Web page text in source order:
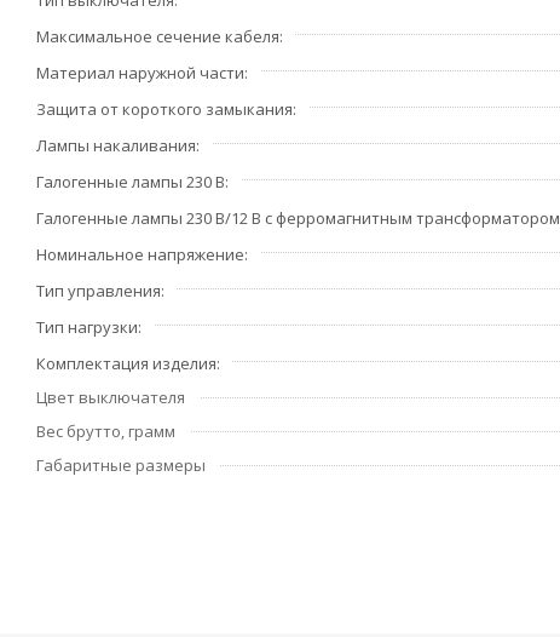
Максимальное сечение кабеля
Материал наружной части
Защита от короткого замыкания
Лампы накаливания
Галогенные лампы 230 В
Галогенные лампы 230 В/12 В с ферромагнитным трансформатором
Номинальное напряжение
Тип управления
Тип нагрузки
Комплектация изделия
Цвет выключателя
Вес брутто, грамм
Габаритные размеры